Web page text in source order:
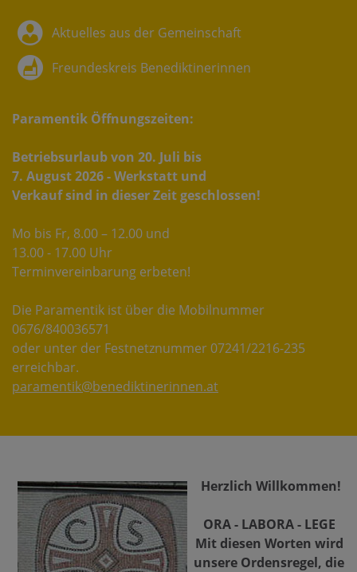
Aktuelles aus der Gemeinschaft
Freundeskreis Benediktinerinnen
Paramentik Öffnungszeiten:
Betriebsurlaub von 20. Juli bis
7. August 2026 - Werkstatt und
Verkauf sind in dieser Zeit geschlossen!
Mo bis Fr, 8.00 – 12.00 und
13.00 - 17.00 Uhr
Terminvereinbarung erbeten!
Die Paramentik ist über die Mobilnummer
0676/840036571
oder unter der Festnetznummer 07241/2216-235
erreichbar.
paramentik@benediktinerinnen.at
Herzlich Willkommen!
ORA - LABORA - LEGE
Mit diesen Worten wird
unsere Ordensregel, die